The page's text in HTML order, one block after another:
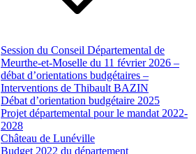
Session du Conseil Départemental de
Meurthe-et-Moselle du 11 février 2026 –
débat d’orientations budgétaires –
Interventions de Thibault BAZIN
Débat d’orientation budgétaire 2025
Projet départemental pour le mandat 2022-
2028
Château de Lunéville
Budget 2022 du département